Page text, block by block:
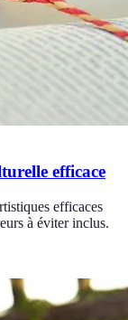
efficace
efficaces
à éviter inclus.